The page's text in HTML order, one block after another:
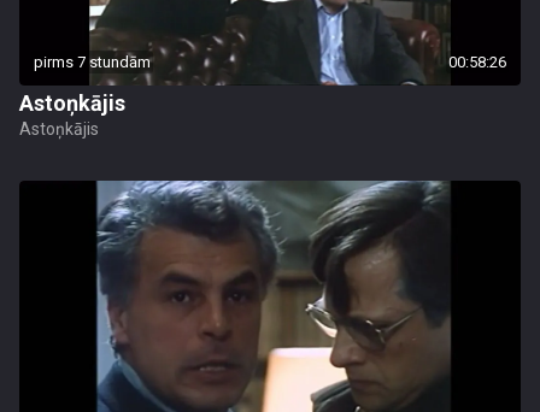
pirms 7 stundām 00:58:26
Astoņkājis
Astoņkājis